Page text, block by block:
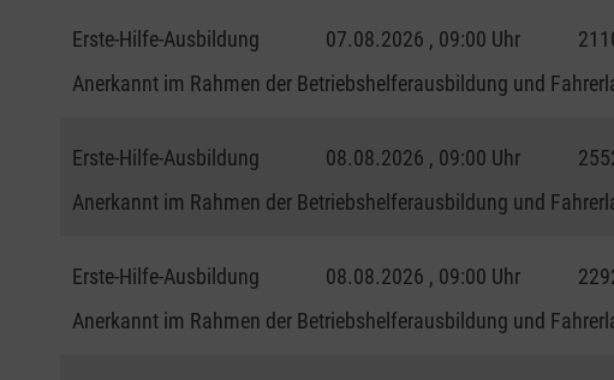
Erste-Hilfe-Ausbildung 07.08.2026 , 09:00 Uhr
Anerkannt im Rahmen der Betriebshelferausbildung und
Erste-Hilfe-Ausbildung 08.08.2026 , 09:00 Uhr
Anerkannt im Rahmen der Betriebshelferausbildung und
Erste-Hilfe-Ausbildung 08.08.2026 , 09:00 Uhr
Anerkannt im Rahmen der Betriebshelferausbildung und